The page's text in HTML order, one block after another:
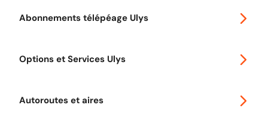
Abonnements télépéage Ulys
Options et Services Ulys
Autoroutes et aires